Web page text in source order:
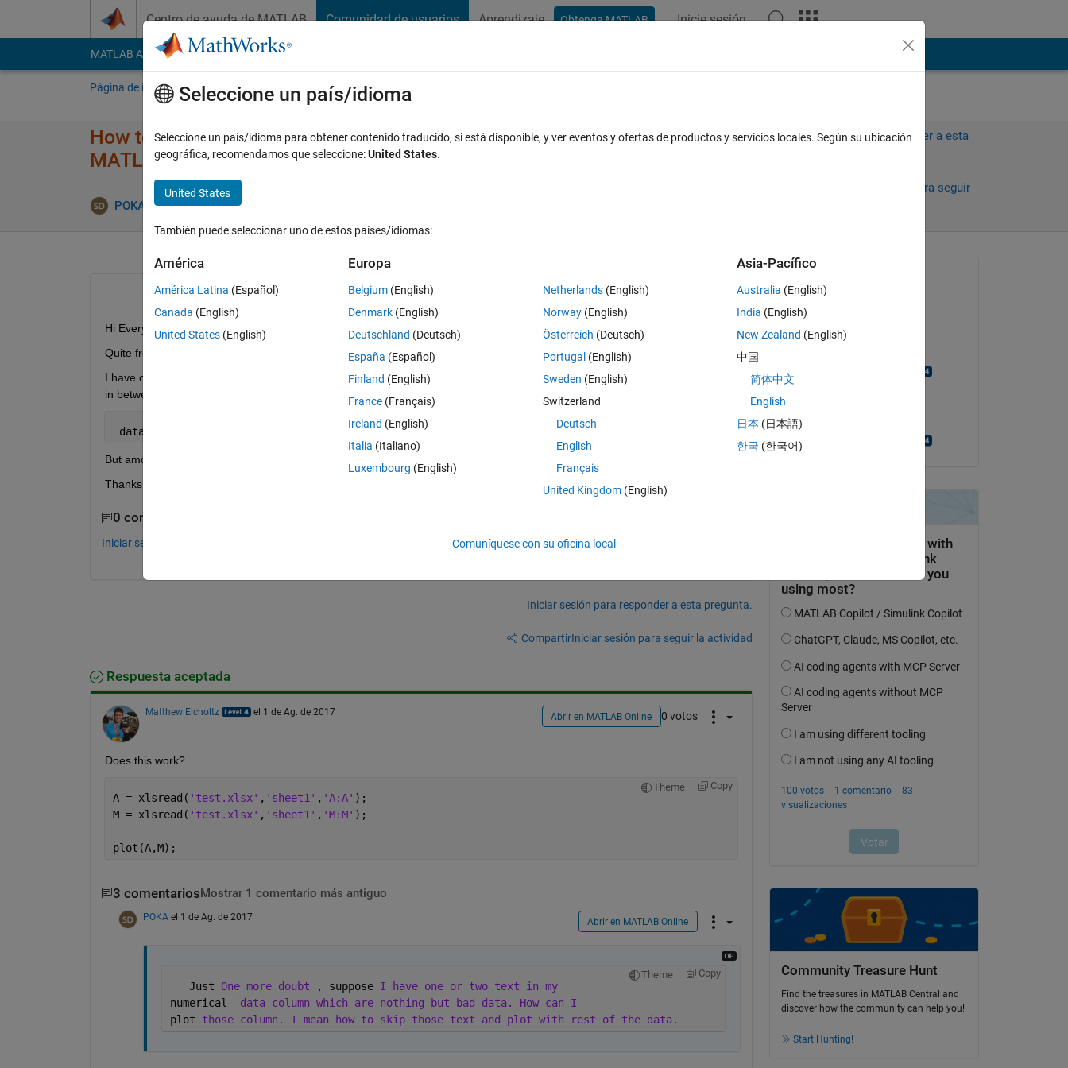
Centro de ayuda de MATLAB Comunidad de usuarios Aprendizaje Obtenga MATLAB Inicie sesión
MATLAB Answers File Exchange Cody
Página de inicio Preguntar Examinar
How to select particular column in xlsx file using xlsread function of
MATLAB ?
POKA 1 Ag. 2017 1 Respuesta
Iniciar sesión para responder a esta
Iniciar sesión para seguir
Mostrar comentarios más antiguos
Abrir en MATLAB Online
Hi Everybody,
Quite frequent I am to this site nowadays.
I have one xlsx file.I have near about 20-30 columns of mix data type. I want to plot few numerical columns which are spread
in between of these columns. I have been using xlsread function like below
data=xlsread( 'A1:M70023').
But among these columns I want to plot only A clm vs M clm.How to declare this instead of using long range.
Thanks.
0 comentarios
Iniciar sesión para comentar.
Iniciar sesión para responder a esta pregunta.
CompartirIniciar sesión para seguir la actividad
Respuesta aceptada
Matthew Eicholtz el 1 de Ag. de 2017 Abrir en MATLAB Online 0 votos
Does this work?
Theme Copy
A = xlsread( 'test.xlsx' , 'sheet1' , 'A:A' );
M = xlsread( 'test.xlsx' , 'sheet1' , 'M:M' );
plot(A,M);
3 comentarios Mostrar 1 comentario más antiguo
POKA el 1 de Ag. de 2017 Abrir en MATLAB Online
Theme Copy
   Just
One more doubt , suppose I have one or two text in my
numerical data column which are nothing but bad data. How can I
plot those column. I mean how to skip those text and plot with rest of the data.
el 1 de Ag. de 2017
Aceptada:
Community Treasure Hunt
Find the treasures in MATLAB Central and
discover how the community can help you!
Start Hunting!
Seleccione un país/idioma
Seleccione un país/idioma para obtener contenido traducido, si está disponible, y ver eventos y ofertas de productos y servicios locales. Según su ubicación
geográfica, recomendamos que seleccione:United States.
United States
También puede seleccionar uno de estos países/idiomas:
América
América Latina (Español)
Canada (English)
United States (English)
Europa
Belgium (English)
Denmark (English)
Deutschland (Deutsch)
España (Español)
Finland (English)
France (Français)
Ireland (English)
Italia (Italiano)
Luxembourg (English)
Netherlands(English)
Norway(English)
Österreich (Deutsch)
Portugal (English)
Sweden (English)
Switzerland
Deutsch
English
Français
United Kingdom(English)
Asia-Pacífico
Australia (English)
India (English)
New Zealand (English)
中国
简体中文
English
日本 (日本語)
한국 (한국어)
Comuníquese con su oficina local